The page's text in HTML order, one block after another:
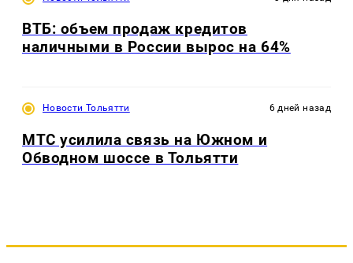
ВТБ: объем продаж кредитов
наличными в России вырос на 64%
Новости Тольятти 6 дней назад
МТС усилила связь на Южном и
Обводном шоссе в Тольятти